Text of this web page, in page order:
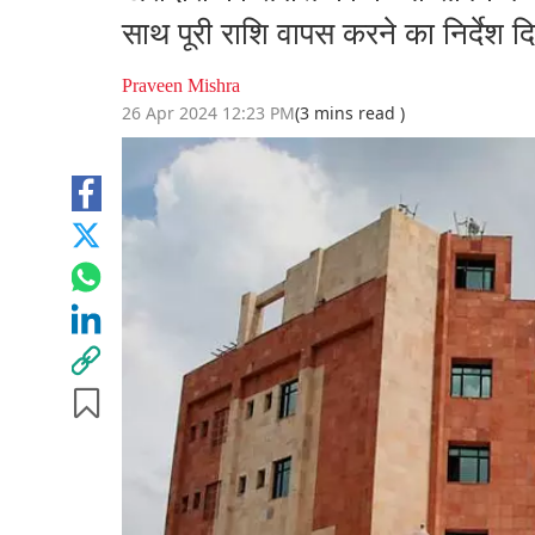
साथ पूरी राशि वापस करने का निर्देश
Praveen Mishra
26 Apr 2024 12:23 PM(3 mins read )